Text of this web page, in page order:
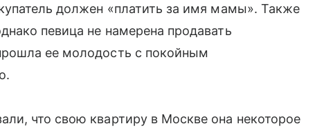
должен «платить за имя мамы». Также
певица не намерена продавать
ее молодость с покойным
что свою квартиру в Москве она некоторое